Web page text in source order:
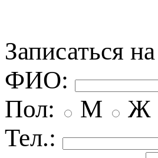
Записаться
ФИО:
Пол:
М
Ж
Тел.: